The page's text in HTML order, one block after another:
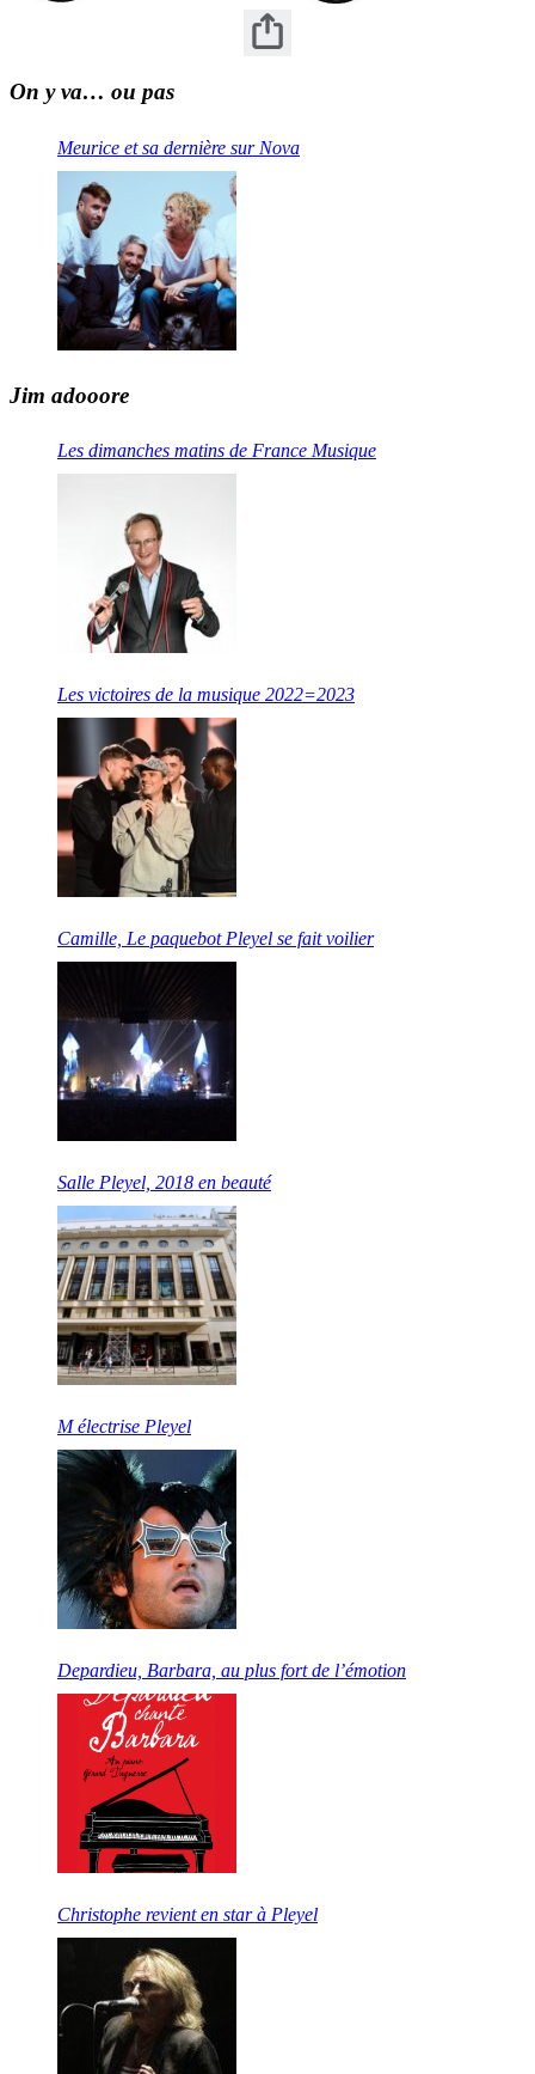
On y va… ou pas
Meurice et sa dernière sur Nova
Jim adooore
Les dimanches matins de France Musique
Les victoires de la musique 2022=2023
Camille, Le paquebot Pleyel se fait voilier
Salle Pleyel, 2018 en beauté
M électrise Pleyel
Depardieu, Barbara, au plus fort de l’émotion
Christophe revient en star à Pleyel